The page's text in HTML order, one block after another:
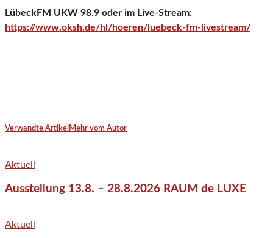
LübeckFM UKW 98.9 oder im Live-Stream:
https://www.oksh.de/hl/hoeren/luebeck-fm-livestream/
Verwandte Artikel Mehr vom Autor
Aktuell
Ausstellung 13.8. – 28.8.2026 RAUM de LUXE
Aktuell